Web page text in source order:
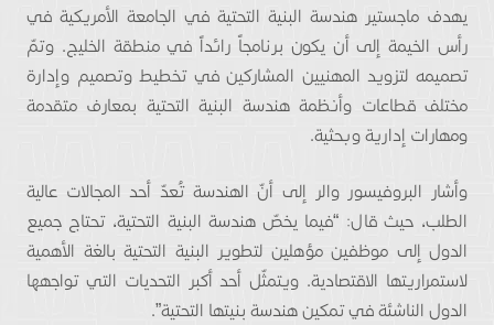
يهدف ماجستير هندسة البنية التحتية في الجامعة الأمريكية في
رأس الخيمة إلى أن يكون برنامجاً رائداً في منطقة الخليج. وتمّ
تصميمه لتزويد المهنيين المشاركين في تخطيط وتصميم وإدارة
مختلف قطاعات وأنظمة هندسة البنية التحتية بمعارف متقدمة
ومهارات إدارية وبحثية.
وأشار البروفيسور والر إلى أنّ الهندسة تُعدّ أحد المجالات عالية
الطلب، حيث قال: “فيما يخصّ هندسة البنية التحتية، تحتاج جميع
الدول إلى موظفين مؤهلين لتطوير البنية التحتية بالغة الأهمية
لاستمراريتها الاقتصادية. ويتمثّل أحد أكبر التحديات التي تواجهها
الدول الناشئة في تمكين هندسة بنيتها التحتية”.